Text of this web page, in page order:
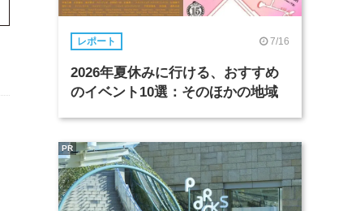
レポート 7/16
2026年夏休みに行ける、おすすめ
のイベント10選：そのほかの地域
PR